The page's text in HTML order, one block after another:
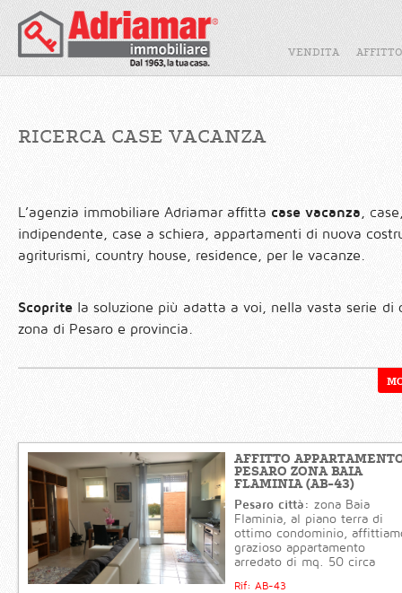
VENDITA AFFITTO
RICERCA CASE VACANZA
L’agenzia immobiliare Adriamar affitta case vacanza,
indipendente, case a schiera, appartamenti di nuova
agriturismi, country house, residence, per le vacanze.
Scoprite la soluzione più adatta a voi, nella vasta serie di
zona di Pesaro e provincia.
AFFITTO
PESARO ZONA BAIA
FLAMINIA (AB-43)
Pesaro città: zona Baia
Flaminia, al piano terra di
ottimo condominio,
grazioso appartamento
arredato di mq. 50 circa
Rif: AB-43